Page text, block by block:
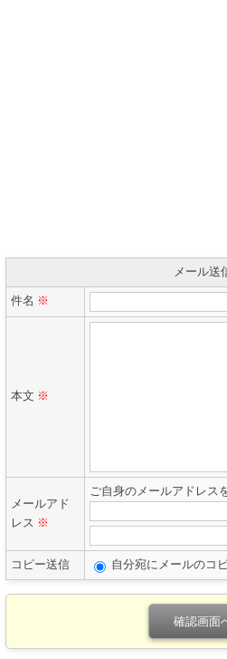
メール送
件名 ※
本文 ※
メールアド
レス ※
ご自身のメールアドレス
コピー送信 自分宛にメールのコ